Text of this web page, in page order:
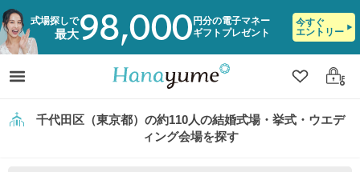
式場探しで
最大98,000 円分の電子マネー
ギフトプレゼント
今すぐ
エントリー
クリップ
ログ
千代田区（東京都）の約110人の結婚式場・挙式・ウエデ
ィング会場を探す